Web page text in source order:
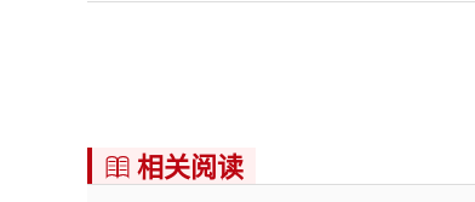
 相关阅读